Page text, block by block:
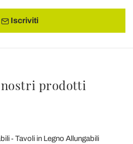
Iscriviti
prodotti
Tavoli in Legno Allungabili